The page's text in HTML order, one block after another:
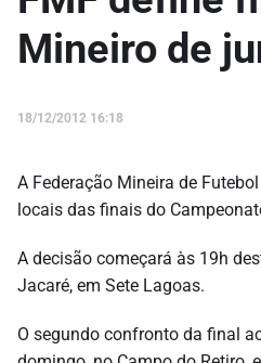
Mineiro de
18/12/2012 16:18
A Federação Mineira de
locais das finais do
A decisão começará às 19h
Jacaré, em Sete Lagoas.
O segundo confronto da final